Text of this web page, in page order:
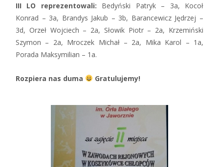
III LO reprezentowali: Bedyński Patryk – 3a, Kocoł
Konrad – 3a, Brandys Jakub – 3b, Barancewicz Jędrzej –
3d, Orzeł Wojciech – 2a, Słowik Piotr – 2a, Krzemiński
Szymon – 2a, Mroczek Michał – 2a, Mika Karol – 1a,
Porada Maksymilian – 1a.
Rozpiera nas duma Gratulujemy!